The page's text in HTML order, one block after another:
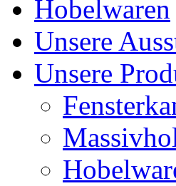
Hobelwaren
Unsere
Unsere